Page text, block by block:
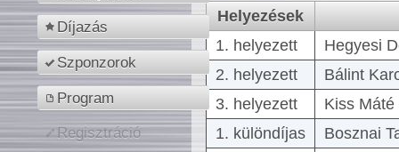
Díjazás
Szponzorok
Program
Regisztráció
Helyezések
1. helyezett
Hegyesi
2. helyezett
Bálint
3. helyezett
Kiss
1. különdíjas
Bosznai